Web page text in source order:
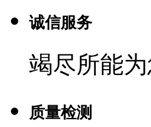
诚信服务
竭尽所能
质量检测